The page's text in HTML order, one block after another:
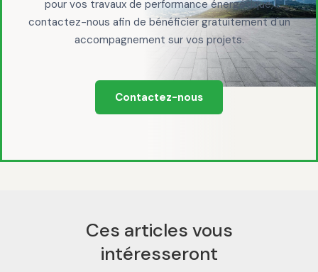
pour vos travaux de performance énergétique,
contactez-nous afin de bénéficier gratuitement d'un
accompagnement sur vos projets.
Contactez-nous
Ces articles vous
intéresseront